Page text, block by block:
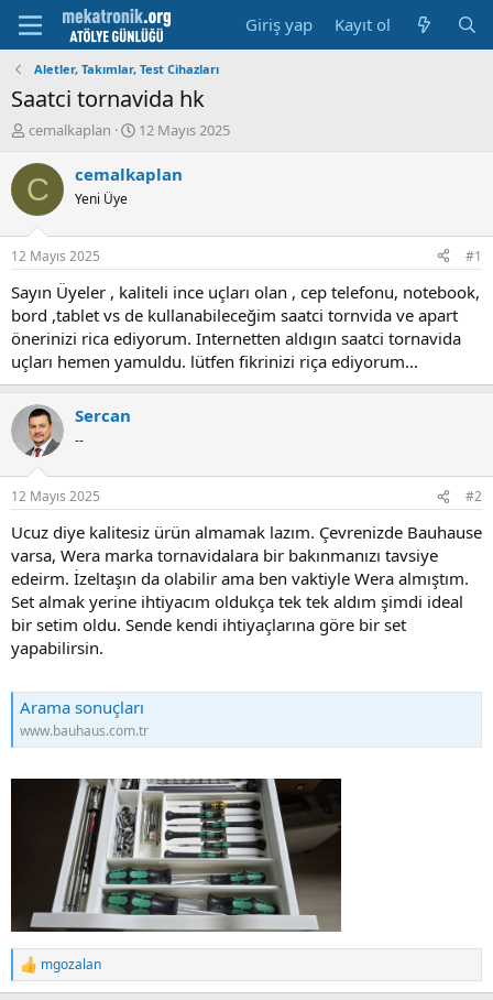
Giriş yap Kayıt ol
Aletler, Takımlar, Test Cihazları
Saatci tornavida hk
K
n
u
u
b
a
ş
l
a
t
a
n
cemalkaplan
B
ş
t
a
i
h
i
12 Mayıs 2025
C cemalkaplan
Yeni Üye
12 Mayıs 2025 #1
Sayın Üyeler , kaliteli ince uçları olan , cep telefonu, notebook,
bord ,tablet vs de kullanabileceğim saatci tornvida ve apart
önerinizi rica ediyorum. Internetten aldıgın saatci tornavida
uçları hemen yamuldu. lütfen fikrinizi riça ediyorum...
Sercan
--
12 Mayıs 2025 #2
Ucuz diye kalitesiz ürün almamak lazım. Çevrenizde Bauhause
varsa, Wera marka tornavidalara bir bakınmanızı tavsiye
edeirm. İzeltaşın da olabilir ama ben vaktiyle Wera almıştım.
Set almak yerine ihtiyacım oldukça tek tek aldım şimdi ideal
bir setim oldu. Sende kendi ihtiyaçlarına göre bir set
yapabilirsin.
Arama sonuçları
www.bauhaus.com.tr
R
e
mgozalan